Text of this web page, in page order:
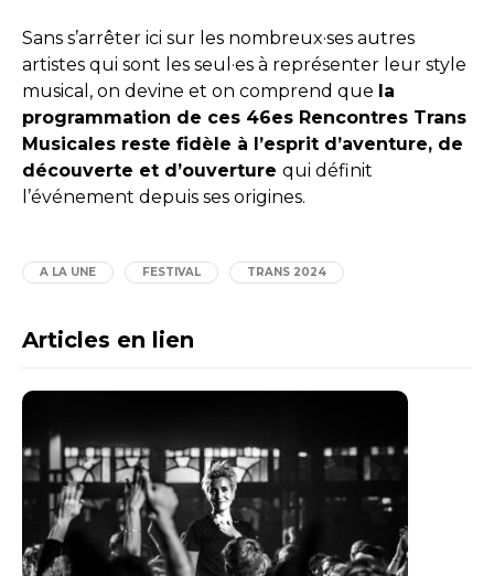
Sans s’arrêter ici sur les nombreux·ses autres
artistes qui sont les seul·es à représenter leur style
musical, on devine et on comprend que la
programmation de ces 46es Rencontres Trans
Musicales reste fidèle à l’esprit d’aventure, de
découverte et d’ouverture qui définit
l’événement depuis ses origines.
A LA UNE FESTIVAL TRANS 2024
Articles en lien